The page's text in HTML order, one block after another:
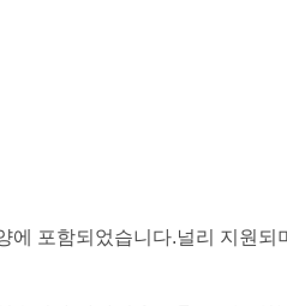
포함되었습니다.널리 지원되